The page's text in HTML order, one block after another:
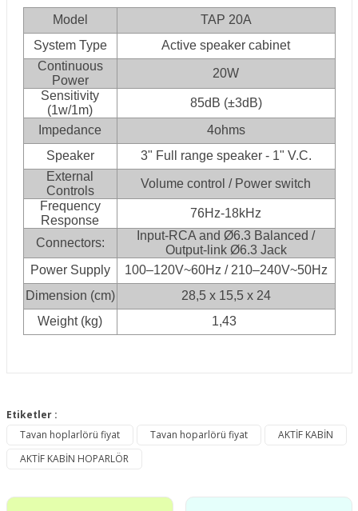
Model
TAP 20A
System Type
Active speaker cabinet
Continuous
Power
20W
Sensitivity
(1w/1m)
85dB (±3dB)
Impedance
4ohms
Speaker
3" Full range speaker - 1" V.C.
External
Controls
Volume control / Power switch
Frequency
Response
76Hz-18kHz
Connectors:
Input-RCA and Ø6.3 Balanced /
Output-link Ø6.3 Jack
Power Supply
100–120V~60Hz / 210–240V~50Hz
Dimension (cm)
28,5 x 15,5 x 24
Weight (kg)
1,43
konularda yetersiz gördüğünüz noktaları öneri formunu
Görüş ve önerileriniz için teşekkür ederiz.
Ürün açıklamasında eksik bilgiler bulunuyor.
Etiketler :
Tavan hoplarlörü fiyat
Tavan hoparlörü fiyat
AKTİF KABİN
AKTİF KABİN HOPARLÖR